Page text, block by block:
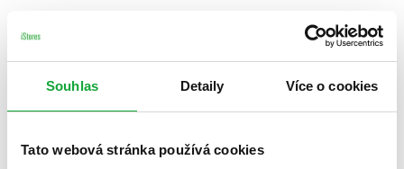
Souhlas Detaily Více o cookies
Tato webová stránka používá cookies